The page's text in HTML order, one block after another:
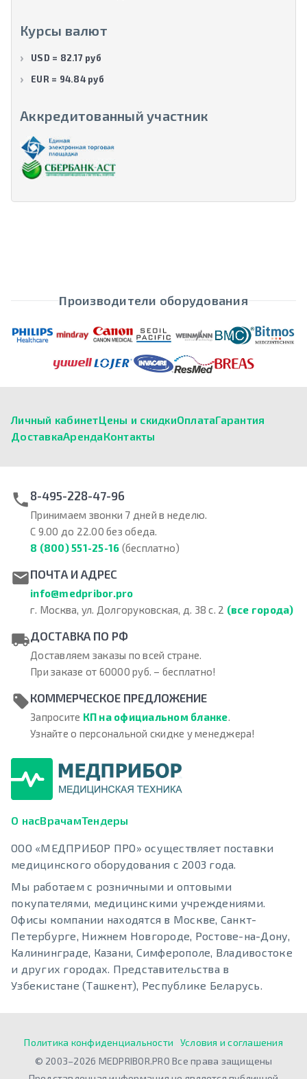
Курсы валют
USD = 82.17 руб
EUR = 94.84 руб
Аккредитованный участник
Производители оборудования
Личный кабинетЦены и скидкиОплатаГарантия
ДоставкаАрендаКонтакты
8-495-228-47-96
Принимаем звонки 7 дней в неделю.
С 9.00 до 22.00 без обеда.
8 (800) 551-25-16 (бесплатно)
ПОЧТА И АДРЕС
info@medpribor.pro
г. Москва, ул. Долгоруковская, д. 38 с. 2 (все города)
ДОСТАВКА ПО РФ
Доставляем заказы по всей стране.
При заказе от 60000 руб. – бесплатно!
КОММЕРЧЕСКОЕ ПРЕДЛОЖЕНИЕ
Запросите КП на официальном бланке.
Узнайте о персональной скидке у менеджера!
О насВрачамТендеры
ООО «МЕДПРИБОР ПРО» осуществляет поставки
медицинского оборудования с 2003 года.
Мы работаем с розничными и оптовыми
покупателями, медицинскими учреждениями.
Офисы компании находятся в Москве, Санкт-
Петербурге, Нижнем Новгороде, Ростове-на-Дону,
Калининграде, Казани, Симферополе, Владивостоке
и других городах. Представительства в
Узбекистане (Ташкент), Республике Беларусь.
Политика конфиденциальности
Условия и соглашения
© 2003–2026 MEDPRIBOR.PRO Все права защищены